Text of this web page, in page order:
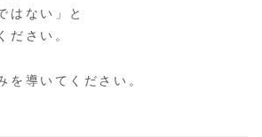
はない」と
ださい。
を導いてください。